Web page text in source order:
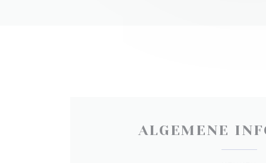
ALGEMENE